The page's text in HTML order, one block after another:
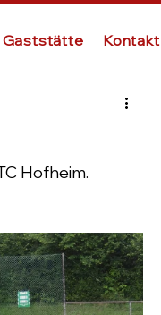
Gaststätte Kontakt
Hofheim.